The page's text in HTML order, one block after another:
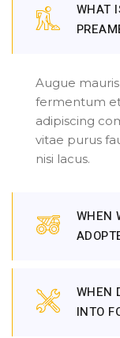
WHAT
Augue
fermentum
adipiscing
vitae purus
nisi lacus.
WHEN
WHEN
INTO